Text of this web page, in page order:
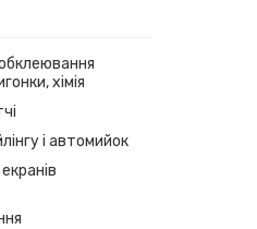
хімія
і автомийок